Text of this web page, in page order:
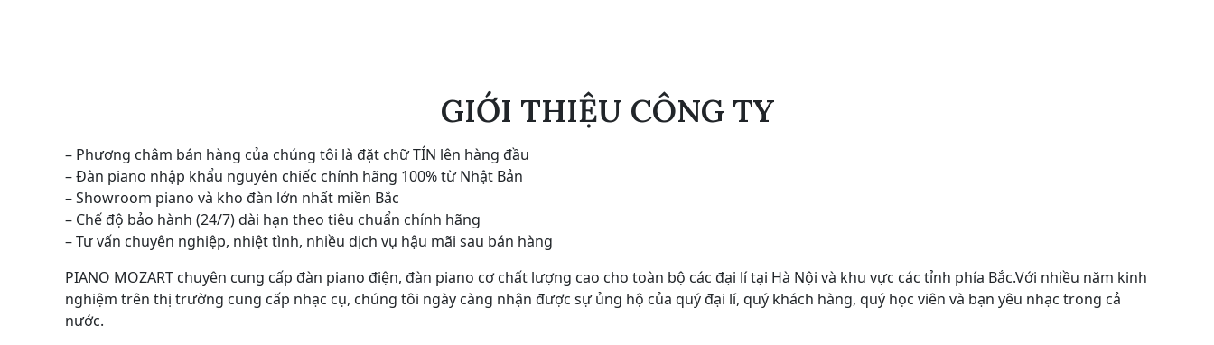
GIỚI THIỆU CÔNG TY
– Phương châm bán hàng của chúng tôi là đặt chữ TÍN lên hàng đầu
– Đàn piano nhập khẩu nguyên chiếc chính hãng 100% từ Nhật Bản
– Showroom piano và kho đàn lớn nhất miền Bắc
– Chế độ bảo hành (24/7) dài hạn theo tiêu chuẩn chính hãng
– Tư vấn chuyên nghiệp, nhiệt tình, nhiều dịch vụ hậu mãi sau bán hàng
PIANO MOZART chuyên cung cấp đàn piano điện, đàn piano cơ chất lượng cao cho toàn bộ các đại lí tại Hà Nội và khu vực các tỉnh phía Bắc.Với nhiều năm kinh
nghiệm trên thị trường cung cấp nhạc cụ, chúng tôi ngày càng nhận được sự ủng hộ của quý đại lí, quý khách hàng, quý học viên và bạn yêu nhạc trong cả
nước.